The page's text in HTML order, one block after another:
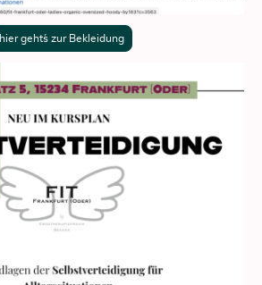
hier geht´s zur Bekleidung